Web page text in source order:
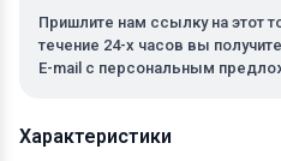
Характеристики
Пришлите нам ссылку на этот
течение 24-х часов вы
E-mail с персональным